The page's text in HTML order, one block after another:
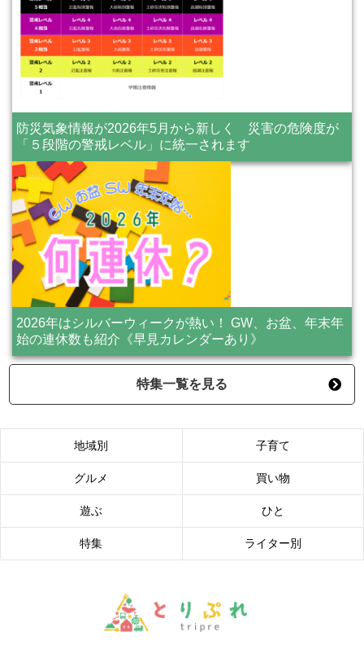
防災気象情報が2026年5月から新しく 災害の危険度が
「５段階の警戒レベル」に統一されます
2026年はシルバーウィークが熱い！ GW、お盆、年末年
始の連休数も紹介《早見カレンダーあり》
特集一覧を見る
地域別 子育て
グルメ 買い物
遊ぶ ひと
特集 ライター別